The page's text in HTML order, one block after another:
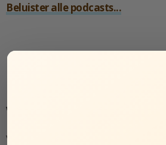
Beluister alle podcasts...
Verdubbel je productiviteit
Verdubbel je